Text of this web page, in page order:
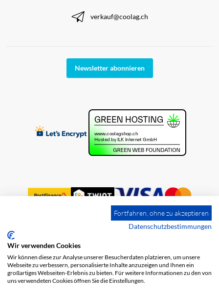
verkauf@coolag.ch
Newsletter abonnieren
Impressum
Datenschutz
Fortfahren, ohne zu akzeptieren
Datenschutzbestimmungen
Wir verwenden Cookies
Wir können diese zur Analyse unserer Besucherdaten platzieren, um unsere
Webseite zu verbessern, personalisierte Inhalte anzuzeigen und Ihnen ein
großartiges Webseiten-Erlebnis zu bieten. Für weitere Informationen zu den von
uns verwendeten Cookies öffnen Sie die Einstellungen.